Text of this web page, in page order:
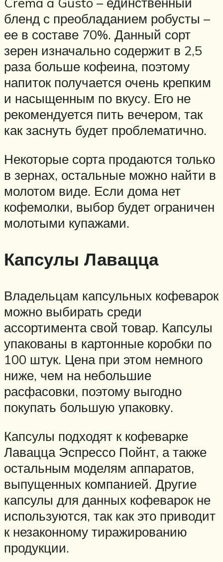
бленд с преобладанием робусты –
ее в составе 70%. Данный сорт
зерен изначально содержит в 2,5
раза больше кофеина, поэтому
напиток получается очень крепким
и насыщенным по вкусу. Его не
рекомендуется пить вечером, так
как заснуть будет проблематично.
Некоторые сорта продаются только
в зернах, остальные можно найти в
молотом виде. Если дома нет
кофемолки, выбор будет ограничен
молотыми купажами.
Капсулы Лавацца
Владельцам капсульных кофеварок
можно выбирать среди
ассортимента свой товар. Капсулы
упакованы в картонные коробки по
100 штук. Цена при этом немного
ниже, чем на небольшие
расфасовки, поэтому выгодно
покупать большую упаковку.
Капсулы подходят к кофеварке
Лавацца Эспрессо Пойнт, а также
остальным моделям аппаратов,
выпущенных компанией. Другие
капсулы для данных кофеварок не
используются, так как это приводит
к незаконному тиражированию
продукции.